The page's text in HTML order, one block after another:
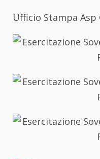
Ufficio Stampa Asp